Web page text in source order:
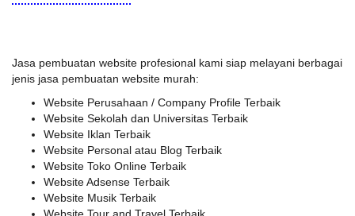
Jasa pembuatan website profesional kami siap melayani berbagai
jenis jasa pembuatan website murah:
Website Perusahaan / Company Profile Terbaik
Website Sekolah dan Universitas Terbaik
Website Iklan Terbaik
Website Personal atau Blog Terbaik
Website Toko Online Terbaik
Website Adsense Terbaik
Website Musik Terbaik